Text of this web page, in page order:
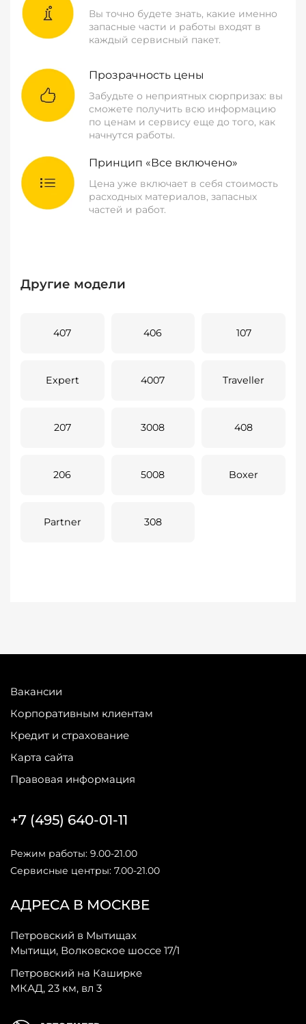
Вы точно будете знать, какие именно
запасные части и работы входят в
каждый сервисный пакет.
Прозрачность цены
Забудьте о неприятных сюрпризах: вы
сможете получить всю информацию
по ценам и сервису еще до того, как
начнутся работы.
Принцип «Все включено»
Цена уже включает в себя стоимость
расходных материалов, запасных
частей и работ.
Другие модели
407 406 107
Expert 4007 Traveller
207 3008 408
206 5008 Boxer
Partner 308
Вакансии
Корпоративным клиентам
Кредит и страхование
Карта сайта
Правовая информация
АДРЕСА В МОСКВЕ
Петровский в Мытищах
Мытищи, Волковское шоссе 17/1
Петровский на Каширке
МКАД, 23 км, вл 3
+7 (495) 640-01-11
Режим работы: 9.00-21.00
Сервисные центры: 7.00-21.00